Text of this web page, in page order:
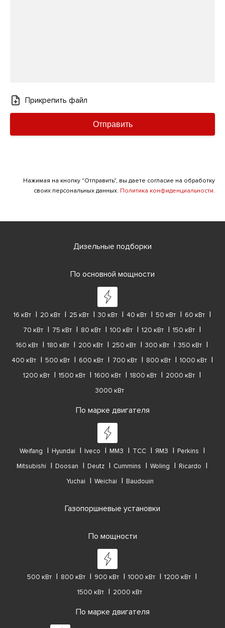
Прикрепить файл
Отправить
Нажимая на кнопку "Отправить", вы даете согласие на обработку
своих персональных данных. Политика конфиденциальности.
Дизельные подборки
По основной мощности
16 кВт 20 кВт 25 кВт 30 кВт 40 кВт 50 кВт
60 кВт
70 кВт
75 кВт 80 кВт 100 кВт 120 кВт
150 кВт
160 кВт
180 кВт 200 кВт 250 кВт 300 кВт
350 кВт
400 кВт
500 кВт 600 кВт 700 кВт 800 кВт
1000 кВт
1200 кВт
1500 кВт 1600 кВт 1800 кВт
2000 кВт
3000 кВт
По марке двигателя
Weifang Hyundai Iveco ММЗ ТСС ЯМЗ
Perkins
Mitsubishi
Doosan Deutz Cummins Woling
Ricardo
Yuchai
Weichai Baudouin
Газопоршневые установки
По мощности
500 кВт 800 кВт 900 кВт 1000 кВт
1200 кВт
1500 кВт
2000 кВт
По марке двигателя